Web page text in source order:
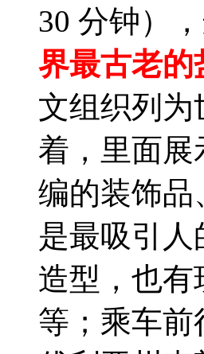
30 分钟）
界最古老的
文组织列
着，里面展
编的装饰品
是最吸引
造型，也
等；乘车前